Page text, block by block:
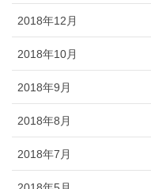
2018年12月
2018年10月
2018年9月
2018年8月
2018年7月